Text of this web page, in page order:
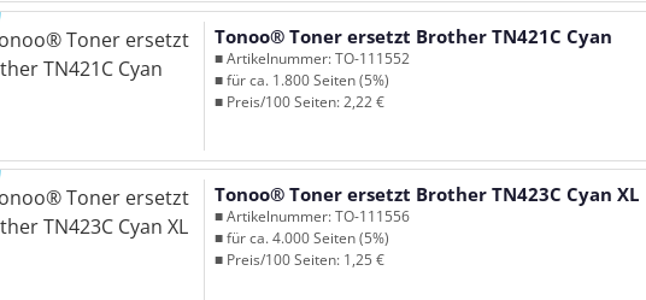
Tonoo® Toner ersetzt Brother TN421C Cyan
■ Artikelnummer: TO-111552
■ für ca. 1.800 Seiten (5%)
■ Preis/100 Seiten: 2,22 €
Tonoo® Toner ersetzt Brother TN423C Cyan XL
■ Artikelnummer: TO-111556
■ für ca. 4.000 Seiten (5%)
■ Preis/100 Seiten: 1,25 €